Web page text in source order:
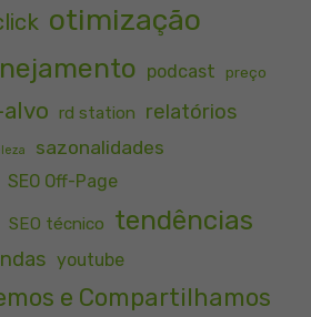
otimização
podcast preço
rd station relatórios
sazonalidades
SEO Off-Page
SEO técnico tendências
youtube
e Compartilhamos